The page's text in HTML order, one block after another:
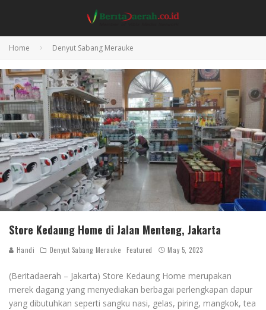
Home Denyut Sabang Merauke
Store Kedaung Home di Jalan Menteng, Jakarta
Handi Denyut Sabang Merauke Featured May 5, 2023
(Beritadaerah – Jakarta) Store Kedaung Home merupakan
merek dagang yang menyediakan berbagai perlengkapan dapur
yang dibutuhkan seperti sangku nasi, gelas, piring, mangkok, tea